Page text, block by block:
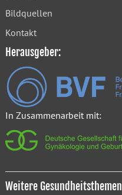
Bildquellen
Kontakt
Herausgeber:
In Zusammenarbeit mit:
Weitere Gesundheitsthemen